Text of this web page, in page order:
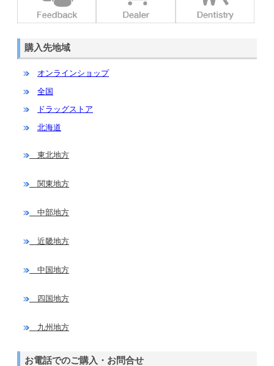
購入先地域
オンラインショップ
全国
ドラッグストア
北海道
東北地方
関東地方
中部地方
近畿地方
中国地方
四国地方
九州地方
お電話でのご購入・お問合せ